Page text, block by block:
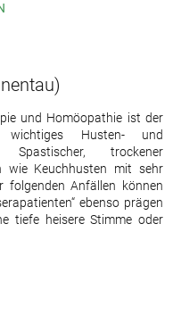
und Homöopathie ist der
wichtiges Husten- und
Spastischer, trockener
wie Keuchhusten mit sehr
folgenden Anfällen können
ebenso prägen
tiefe heisere Stimme oder